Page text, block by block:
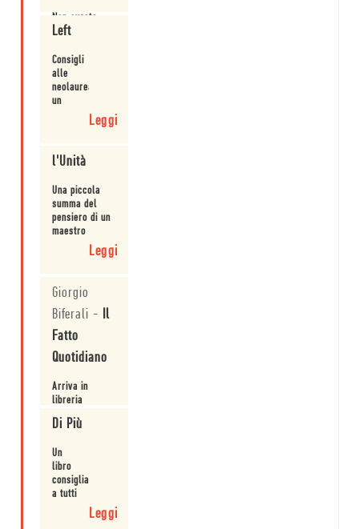
Non avrete
solo
di trovarvi di
fronte a un
bravo
scrittore: vi
sembrerà
cospetto di
una sorta di
le sue parole,
continua a
ricordarci di
non mollare
Left
Consigli
alle
neolaureate:
un
di
discorsi
di Kurt
Vonnegut.
Leggi
l'Unità
Una piccola
summa del
pensiero di un
maestro
irriverente
letteratura del
900.
Leggi
Giorgio
Biferali - Il
Fatto
Quotidiano
Arriva in
libreria
l'edizione
ampliata dei
Vonnegut.
Di Più
Un
libro
consigliato
a tutti
Leggi